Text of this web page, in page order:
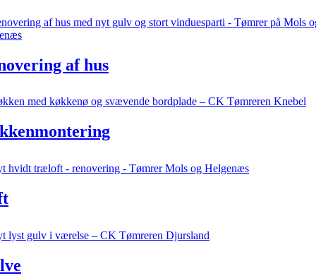
af hus